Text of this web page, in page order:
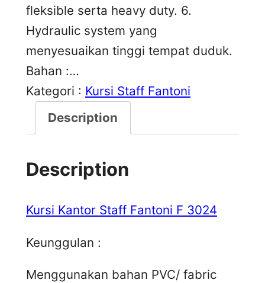
fleksible serta heavy duty. 6.
Hydraulic system yang
menyesuaikan tinggi tempat duduk.
Bahan :…
Kategori : Kursi Staff Fantoni
Description
Description
Kursi Kantor Staff Fantoni F 3024
Keunggulan :
Menggunakan bahan PVC/ fabric